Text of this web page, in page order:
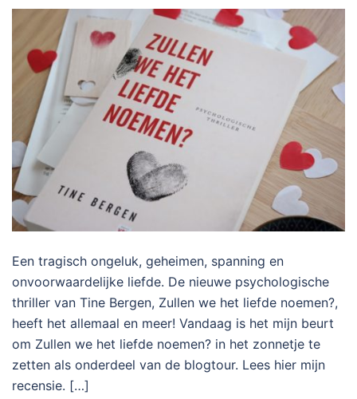
Een tragisch ongeluk, geheimen, spanning en
onvoorwaardelijke liefde. De nieuwe psychologische
thriller van Tine Bergen, Zullen we het liefde noemen?,
heeft het allemaal en meer! Vandaag is het mijn beurt
om Zullen we het liefde noemen? in het zonnetje te
zetten als onderdeel van de blogtour. Lees hier mijn
recensie. […]